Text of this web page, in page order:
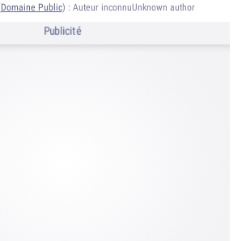
Domaine Public) : Auteur inconnuUnknown author
Publicité